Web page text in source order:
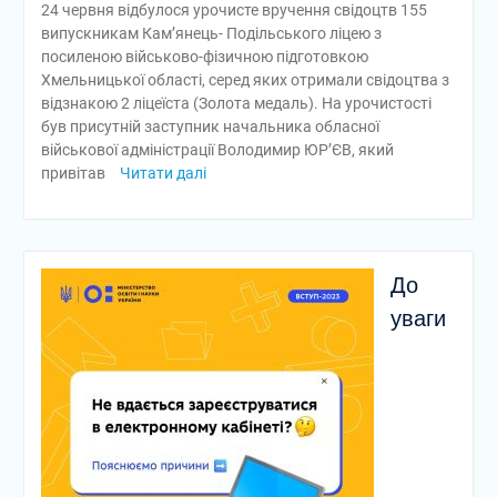
24 червня відбулося урочисте вручення свідоцтв 155
випускникам Кам’янець- Подільського ліцею з
посиленою військово-фізичною підготовкою
Хмельницької області, серед яких отримали свідоцтва з
відзнакою 2 ліцеїста (Золота медаль). На урочистості
був присутній заступник начальника обласної
військової адміністрації Володимир ЮР’ЄВ, який
привітав
Читати далі
До
уваги